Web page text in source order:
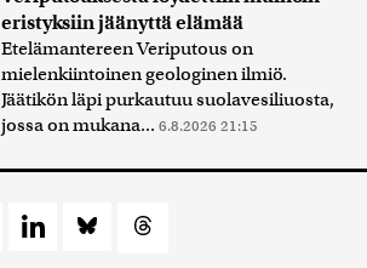
eristyksiin jäänyttä elämää
Etelämantereen Veriputous on
mielenkiintoinen geologinen ilmiö.
Jäätikön läpi purkautuu suolavesiliuosta,
jossa on mukana... 6.8.2026 21:15